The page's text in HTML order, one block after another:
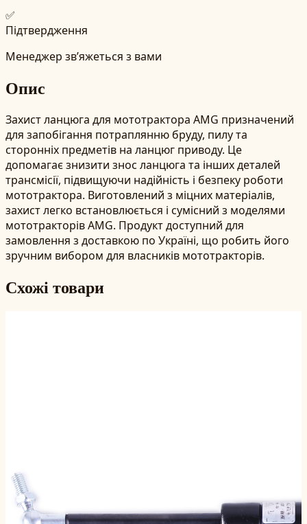
✅
Підтвердження
Менеджер зв’яжеться з вами
Опис
Захист ланцюга для мототрактора AMG призначений
для запобігання потраплянню бруду, пилу та
сторонніх предметів на ланцюг приводу. Це
допомагає знизити знос ланцюга та інших деталей
трансмісії, підвищуючи надійність і безпеку роботи
мототрактора. Виготовлений з міцних матеріалів,
захист легко встановлюється і сумісний з моделями
мототракторів AMG. Продукт доступний для
замовлення з доставкою по Україні, що робить його
зручним вибором для власників мототракторів.
Схожі товари